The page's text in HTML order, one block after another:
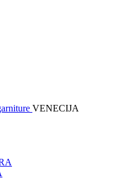
VENECIJA